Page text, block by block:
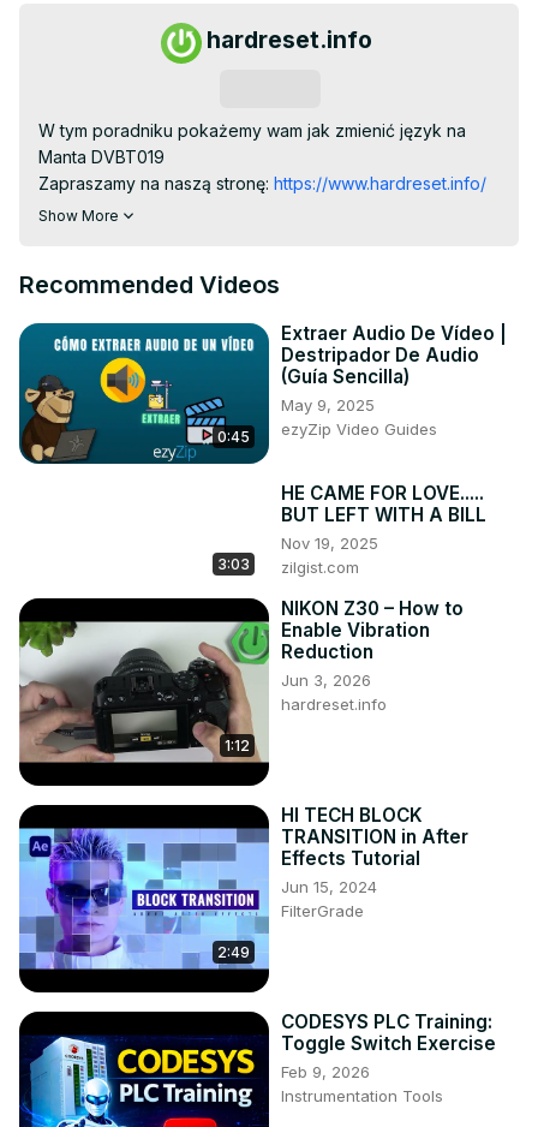
hardreset.info
W tym poradniku pokażemy wam jak zmienić język na
Manta DVBT019
Zapraszamy na naszą stronę: https://www.hardreset.info/
Jeśli macie jakiekolwiek pytania to śmiało zadawajcie je w
był dla ciebie pomocny, to zostaw polubienie, komentarz
Manta DVBT019 - Jak zmienić język? Manta DVBT019 -
Jak zmienić język? Manta DVBT019 - Jak ustawić inny
język? Manta DVBT019 - Jak zmienić język audio?
#MantaDVBT019 #zmiana #język
Sprawdź nasze social media:
https://www.facebook.com/hardresetinfo/
https://twitter.com/HardResetI
https://www.tiktok.com/@hardreset.info
Poradniki do aplikacji ►
https://www.hardreset.info/apps/apps/
Show More
Recommended Videos
0:45
Extraer Audio De Vídeo |
Destripador De Audio
(Guía Sencilla)
May 9, 2025
ezyZip Video Guides
3:03
HE CAME FOR LOVE.....
BUT LEFT WITH A BILL
Nov 19, 2025
zilgist.com
1:12
NIKON Z30 – How to
Enable Vibration
Reduction
Jun 3, 2026
hardreset.info
2:49
HI TECH BLOCK
TRANSITION in After
Effects Tutorial
Jun 15, 2024
FilterGrade
CODESYS PLC Training:
Toggle Switch Exercise
Feb 9, 2026
Instrumentation Tools